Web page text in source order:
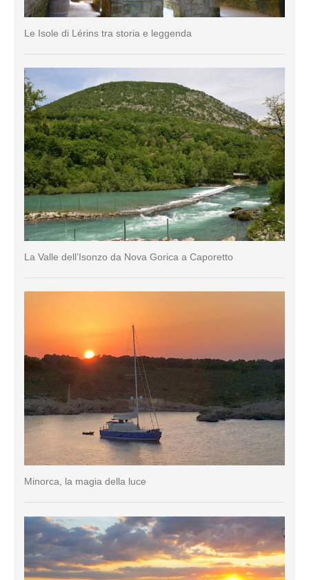
Le Isole di Lérins tra storia e leggenda
La Valle dell’Isonzo da Nova Gorica a Caporetto
Minorca, la magia della luce